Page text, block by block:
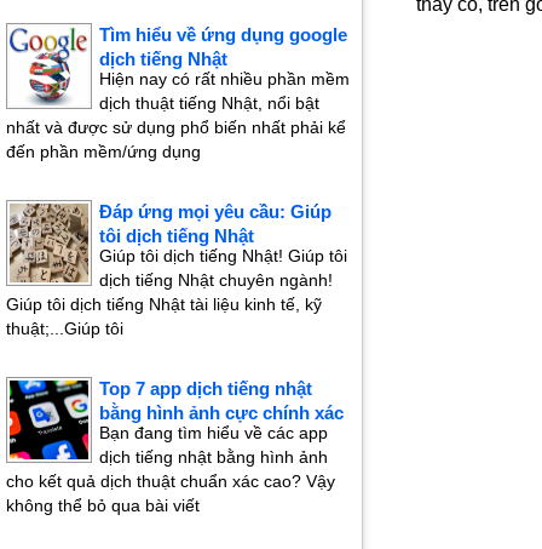
Tìm hiểu về ứng dụng google
dịch tiếng Nhật
Hiện nay có rất nhiều phần mềm
dịch thuật tiếng Nhật, nổi bật
nhất và được sử dụng phổ biến nhất phải kể
đến phần mềm/ứng dụng
Đáp ứng mọi yêu cầu: Giúp
tôi dịch tiếng Nhật
Giúp tôi dịch tiếng Nhật! Giúp tôi
dịch tiếng Nhật chuyên ngành!
Giúp tôi dịch tiếng Nhật tài liệu kinh tế, kỹ
thuật;...Giúp tôi
Top 7 app dịch tiếng nhật
bằng hình ảnh cực chính xác
Bạn đang tìm hiểu về các app
dịch tiếng nhật bằng hình ảnh
cho kết quả dịch thuật chuẩn xác cao? Vậy
không thể bỏ qua bài viết